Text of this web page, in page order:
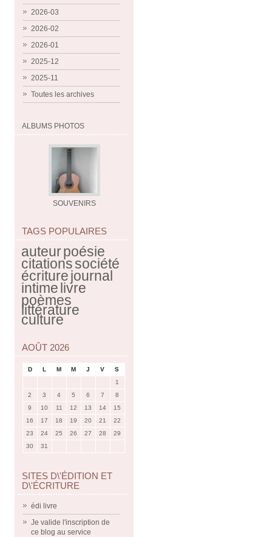
2026-03
2026-02
2026-01
2025-12
2025-11
Toutes les archives
ALBUMS PHOTOS
SOUVENIRS
TAGS POPULAIRES
auteurpoésie
citationssociété
écriturejournal
intimelivre
poèmes
littérature
culture
AOÛT 2026
D L M M J V
S
1
2
3 4 5 6 7
8
9
10 11 12 13 14
15
16
17 18 19 20 21
22
23
24 25 26 27 28
29
30
31
SITES D\'ÉDITION ET
D\'ÉCRITURE
édi livre
Je valide l'inscription de
ce blog au service